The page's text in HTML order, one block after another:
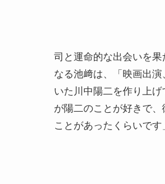
司と運命的な出会いを
なる池﨑は、「映画出
いた川中陽二を作り上
が陽二のことが好きで
ことがあったくらいで